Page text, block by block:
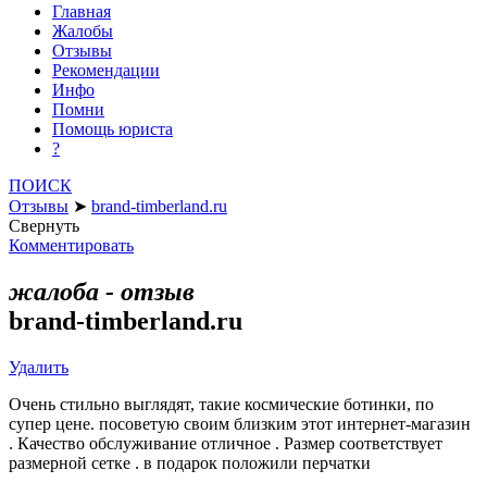
Главная
Жалобы
Отзывы
Рекомендации
Инфо
Помни
Помощь юриста
?
ПОИСК
Отзывы ➤ brand-timberland.ru
Свернуть
Комментировать
жалоба - отзыв
brand-timberland.ru
Удалить
Очень стильно выглядят, такие космические ботинки, по
супер цене. посоветую своим близким этот интернет-магазин
. Качество обслуживание отличное . Размер соответствует
размерной сетке . в подарок положили перчатки